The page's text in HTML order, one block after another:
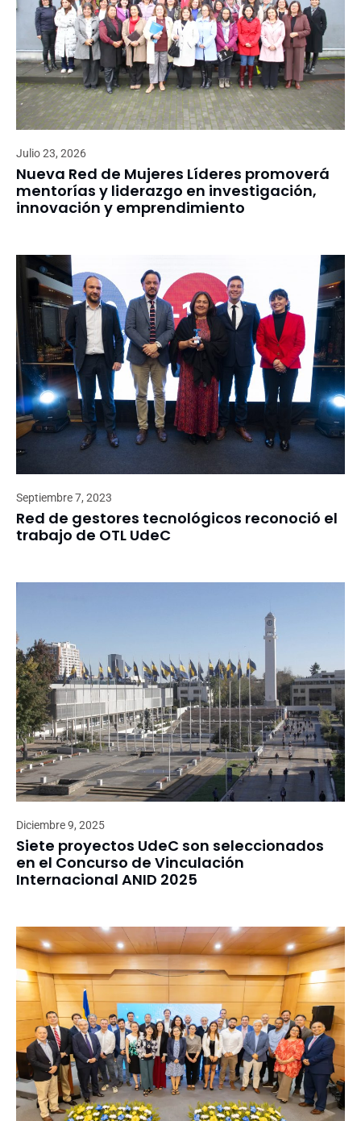
Julio 23, 2026
Nueva Red de Mujeres Líderes promoverá
mentorías y liderazgo en investigación,
innovación y emprendimiento
Septiembre 7, 2023
Red de gestores tecnológicos reconoció el
trabajo de OTL UdeC
Diciembre 9, 2025
Siete proyectos UdeC son seleccionados
en el Concurso de Vinculación
Internacional ANID 2025